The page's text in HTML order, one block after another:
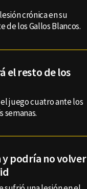
crónica en su
de los Gallos Blancos.
el resto de los
juego cuatro ante los
semanas.
y podría no volver